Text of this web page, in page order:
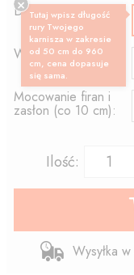
Długość rury:
Wzór końcówki:
Mocowanie firan i
zasłon (co 10 cm):
Ilość:
Wysyłka w
Tutaj wpisz długość
rury Twojego
karnisza w zakresie
od 50 cm do 960
cm, cena dopasuje
się sama.